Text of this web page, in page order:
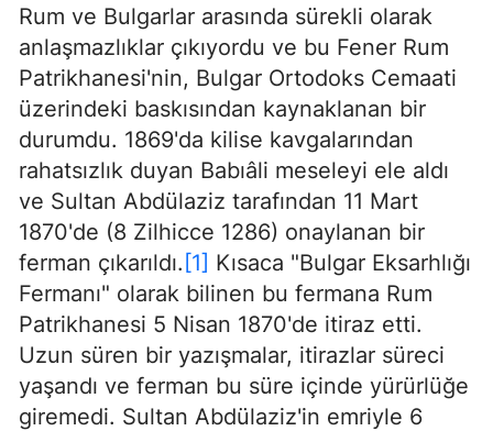
Rum ve Bulgarlar arasında sürekli olarak
anlaşmazlıklar çıkıyordu ve bu Fener Rum
Patrikhanesi'nin, Bulgar Ortodoks Cemaati
üzerindeki baskısından kaynaklanan bir
durumdu. 1869'da kilise kavgalarından
rahatsızlık duyan Babıâli meseleyi ele aldı
ve Sultan Abdülaziz tarafından 11 Mart
1870'de (8 Zilhicce 1286) onaylanan bir
ferman çıkarıldı. [1] Kısaca "Bulgar Eksarhlığı
Fermanı" olarak bilinen bu fermana Rum
Patrikhanesi 5 Nisan 1870'de itiraz etti.
Uzun süren bir yazışmalar, itirazlar süreci
yaşandı ve ferman bu süre içinde yürürlüğe
giremedi. Sultan Abdülaziz'in emriyle 6